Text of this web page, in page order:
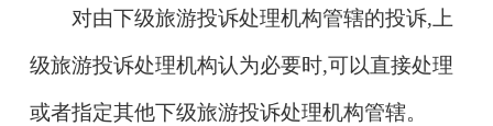
对由下级旅游投诉处理机构管辖的投诉,上
级旅游投诉处理机构认为必要时,可以直接处理
或者指定其他下级旅游投诉处理机构管辖。